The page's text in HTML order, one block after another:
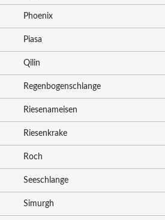
Phoenix
Piasa
Qilin
Regenbogenschlange
Riesenameisen
Riesenkrake
Roch
Seeschlange
Simurgh